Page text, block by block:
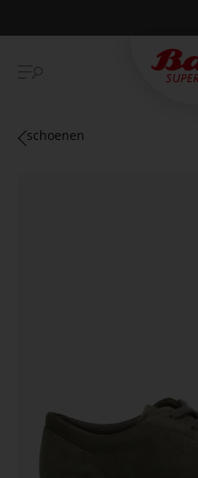
Betaal achteraf met Klarna
schoenen